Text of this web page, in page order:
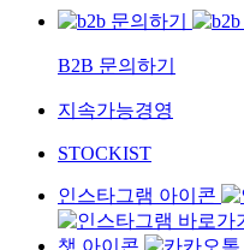
B2B 문의하기
지속가능경영
STOCKIST
인스타그램 아이콘
챗 아이콘